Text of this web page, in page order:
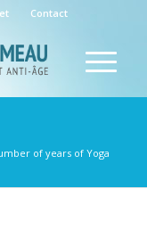
Contact
of years of Yoga